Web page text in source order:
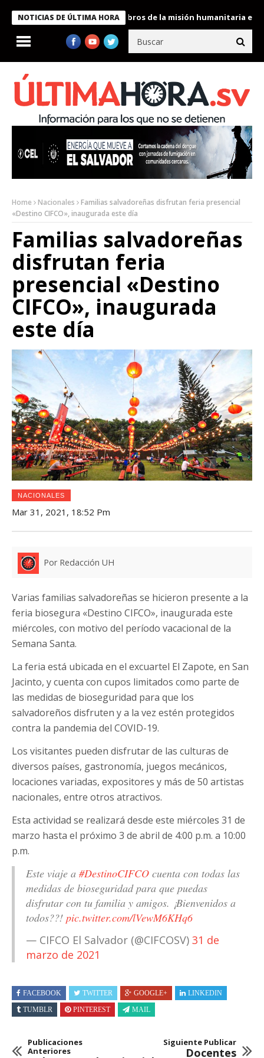
NOTICIAS DE ÚLTIMA HORA
Bukele condecora a miembros de la misión humanitaria enviada
Home Nacionales
Familias salvadoreñas disfrutan feria presencial
«Destino CIFCO», inaugurada este día
Familias salvadoreñas
disfrutan feria
presencial «Destino
CIFCO», inaugurada
este día
NACIONALES
Mar 31, 2021, 18:52 Pm
Por Redacción UH
Varias familias salvadoreñas se hicieron presente a la
feria biosegura «Destino CIFCO», inaugurada este
miércoles, con motivo del período vacacional de la
Semana Santa.
La feria está ubicada en el excuartel El Zapote, en San
Jacinto, y cuenta con cupos limitados como parte de
las medidas de bioseguridad para que los
salvadoreños disfruten y a la vez estén protegidos
contra la pandemia del COVID-19.
Los visitantes pueden disfrutar de las culturas de
diversos países, gastronomía, juegos mecánicos,
locaciones variadas, expositores y más de 50 artistas
nacionales, entre otros atractivos.
Esta actividad se realizará desde este miércoles 31 de
marzo hasta el próximo 3 de abril de 4:00 p.m. a 10:00
p.m.
Este viaje a #DestinoCIFCO cuenta con todas las
medidas de bioseguridad para que puedas
disfrutar con tu familia y amigos. ¡Bienvenidos a
todos??! pic.twitter.com/lVewM6KHq6
— CIFCO El Salvador (@CIFCOSV) 31 de
marzo de 2021
FACEBOOK TWITTER GOOGLE+
LINKEDIN
TUMBLR
PINTEREST MAIL
Publicaciones
Anteriores
Siguiente Publicar
Docentes